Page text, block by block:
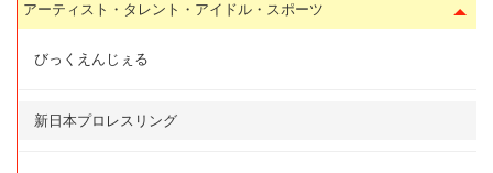
アーティスト・タレント・アイドル・スポーツ
びっくえんじぇる
新日本プロレスリング